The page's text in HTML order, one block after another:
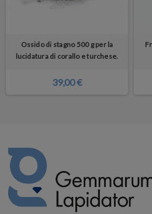
Ossido di stagno 500 g per la
lucidatura di corallo e turchese.
39,00 €